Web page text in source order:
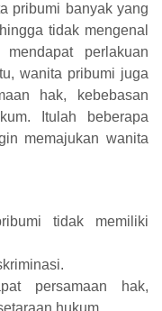
pribumi banyak yang
tidak mengenal
perlakuan
wanita pribumi juga
hak, kebebasan
Itulah beberapa
memajukan wanita
tidak memiliki
persamaan hak,